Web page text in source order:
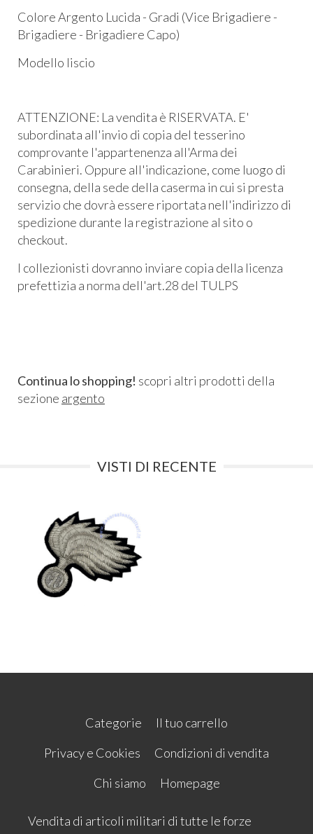
Colore Argento Lucida - Gradi (Vice Brigadiere -
Brigadiere - Brigadiere Capo)
Modello liscio
ATTENZIONE: La vendita è RISERVATA. E'
subordinata all'invio di copia del tesserino
comprovante l'appartenenza all'Arma dei
Carabinieri. Oppure all'indicazione, come luogo di
consegna, della sede della caserma in cui si presta
servizio che dovrà essere riportata nell'indirizzo di
spedizione durante la registrazione al sito o
checkout.
I collezionisti dovranno inviare copia della licenza
prefettizia a norma dell'art.28 del TULPS
Continua lo shopping! scopri altri prodotti della
sezione argento
VISTI DI RECENTE
Categorie
Il tuo carrello
Privacy e Cookies
Condizioni di vendita
Chi siamo
Homepage
Vendita di articoli militari di tutte le forze